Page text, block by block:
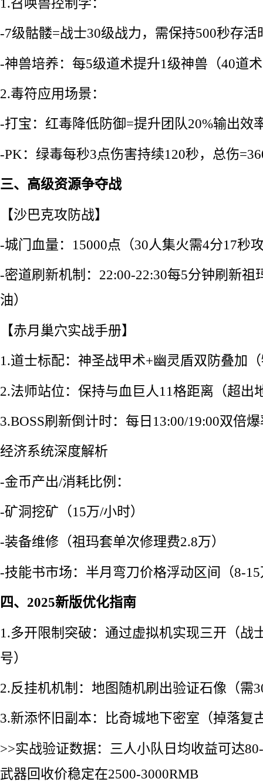
-7级骷髅=战士30级战力，需保持500秒存活
-神兽培养：每5级道术提升1级神兽（40道
2.毒符应用场景：
-打宝：红毒降低防御=提升团队20%输出效
-PK：绿毒每秒3点伤害持续120秒，总伤
三、高级资源争夺战
【沙巴克攻防战】
-城门血量：15000点（30人集火需4分17秒
-密道刷新机制：22:00-22:30每5分钟刷新祖
油）
【赤月巢穴实战手册】
1.道士标配：神圣战甲术+幽灵盾双防叠加
2.法师站位：保持与血巨人11格距离（超出
3.BOSS刷新倒计时：每日13:00/19:00双倍
经济系统深度解析
-金币产出/消耗比例：
-矿洞挖矿（15万/小时）
-装备维修（祖玛套单次修理费2.8万）
-技能书市场：半月弯刀价格浮动区间（8-
四、2025新版优化指南
1.多开限制突破：通过虚拟机实现三开（战
号）
2.反挂机机制：地图随机刷出验证石像（需
3.新添怀旧副本：比奇城地下密室（掉落复
>>实战验证数据：三人小队日均收益可达
武器回收价稳定在2500-3000RMB